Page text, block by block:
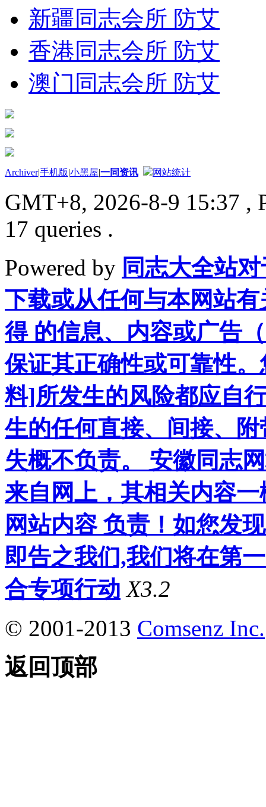
新疆同志会所 防艾
香港同志会所 防艾
澳门同志会所 防艾
Archiver|手机版|小黑屋|一同资讯 网站统计
GMT+8, 2026-8-9 15:37 ,
17 queries .
Powered by 同志大全站
下载或从任何与本网站
得 的信息、内容或广告
保证其正确性或可靠性
料]所发生的风险都应自
生的任何直接、间接、
失概不负责。 安徽同志
来自网上，其相关内容
网站内容 负责！如您发
即告之我们,我们将在第
合专项行动 X3.2
© 2001-2013 Comsenz Inc.
返回顶部